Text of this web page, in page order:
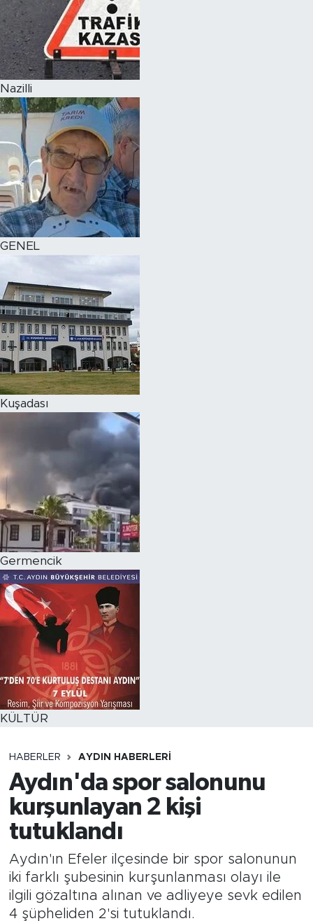
Nazilli
GENEL
Kuşadası
Germencik
KÜLTÜR
HABERLER AYDIN HABERLERI
Aydın'da spor salonunu
kurşunlayan 2 kişi
tutuklandı
Aydın'ın Efeler ilçesinde bir spor salonunun
iki farklı şubesinin kurşunlanması olayı ile
ilgili gözaltına alınan ve adliyeye sevk edilen
4 şüpheliden 2'si tutuklandı.